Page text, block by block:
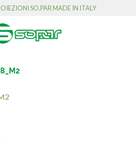
SO.PAR MADE IN ITALY